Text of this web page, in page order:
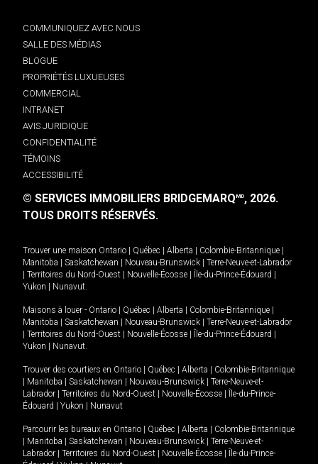
COMMUNIQUEZ AVEC NOUS
SALLE DES MÉDIAS
BLOGUE
PROPRIÉTÉS LUXUEUSES
COMMERCIAL
INTRANET
AVIS JURIDIQUE
CONFIDENTIALITÉ
TÉMOINS
ACCESSIBILITÉ
© SERVICES IMMOBILIERS BRIDGEMARQMD, 2026.
TOUS DROITS RÉSERVÉS.
Trouver une maison Ontario Québec Alberta Colombie-Britannique
Manitoba
Saskatchewan Nouveau-Brunswick
Terre-Neuve-et-Labrador
Territoires du Nord-Ouest Nouvelle-Écosse Île-du-Prince-Édouard
Yukon
Nunavut.
Maisons à louer - Ontario Québec Alberta Colombie-Britannique
Manitoba
Saskatchewan Nouveau-Brunswick
Terre-Neuve-et-Labrador
Territoires du Nord-Ouest Nouvelle-Écosse Île-du-Prince-Édouard
Yukon
Nunavut.
Trouver des courtiers en Ontario Québec Alberta
Colombie-Britannique
Manitoba Saskatchewan Nouveau-Brunswick
Terre-Neuve-et-
Labrador
Territoires du Nord-Ouest Nouvelle-Écosse
Île-du-Prince-
Édouard
Yukon Nunavut
Parcourir les bureaux en Ontario Québec Alberta
Colombie-Britannique
Manitoba Saskatchewan Nouveau-Brunswick
Terre-Neuve-et-
Labrador
Territoires du Nord-Ouest Nouvelle-Écosse
Île-du-Prince-